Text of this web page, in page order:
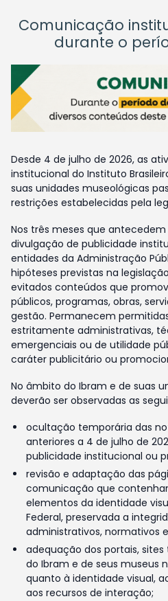
Comunicação
durante o
Desde 4 de julho de 2026, as
institucional do Instituto
suas unidades museológicas
restrições estabelecidas pela
Nos três meses que
divulgação de publicidade
entidades da Administração
hipóteses previstas na
evitados conteúdos que
públicos, programas, obras,
gestão. Permanecem
estritamente administrativas,
emergenciais ou de utilidade
caráter publicitário ou
No âmbito do Ibram e de suas
deverão ser observadas as
ocultação temporária das
anteriores a 4 de julho de
publicidade institucional ou
revisão e adaptação das
comunicação que
elementos da identidade
Federal, preservada a
administrativos, normativos
adequação dos portais,
do Ibram e de seus museus
quanto à identidade visual,
aos recursos de interação;